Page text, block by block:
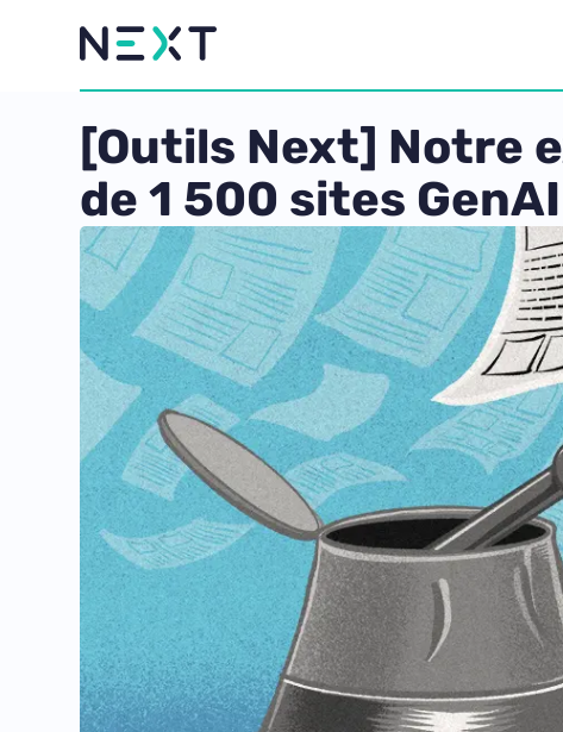
[Outils Next] Notre
de 1 500 sites GenAI